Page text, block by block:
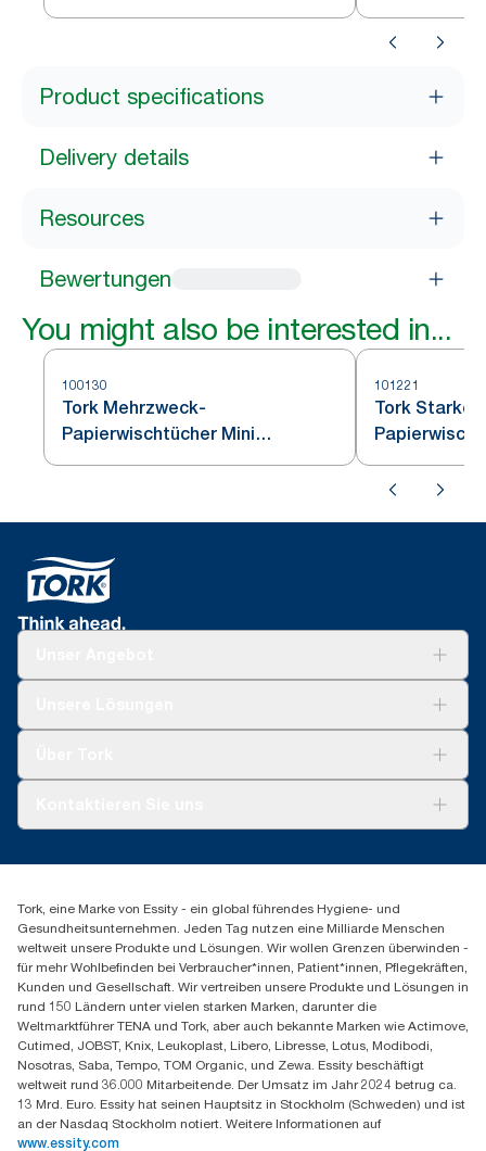
Product specifications
Delivery details
Resources
Bewertungen
You might also be interested in...
100130
Tork Mehrzweck-
Papierwischtücher Mini
Innenabrollung Weiß M1
101221
Tork Starke
Spenderreklamation
+41 (0)848/810152
Essity Switzerland AG
Parkstraße 1b
6214 Schenkon
Mo-Do 8:00-16:30 | Fr 8:00-15:00
GLN: 7609999000928
Tork, eine Marke von Essity - ein global führendes Hygiene- und
Gesundheitsunternehmen. Jeden Tag nutzen eine Milliarde Menschen
weltweit unsere Produkte und Lösungen. Wir wollen Grenzen überwinden -
für mehr Wohlbefinden bei Verbraucher*innen, Patient*innen, Pflegekräften,
Kunden und Gesellschaft. Wir vertreiben unsere Produkte und Lösungen in
rund 150 Ländern unter vielen starken Marken, darunter die
Weltmarktführer TENA und Tork, aber auch bekannte Marken wie Actimove,
Cutimed, JOBST, Knix, Leukoplast, Libero, Libresse, Lotus, Modibodi,
Nosotras, Saba, Tempo, TOM Organic, und Zewa. Essity beschäftigt
weltweit rund 36.000 Mitarbeitende. Der Umsatz im Jahr 2024 betrug ca.
13 Mrd. Euro. Essity hat seinen Hauptsitz in Stockholm (Schweden) und ist
an der Nasdaq Stockholm notiert. Weitere Informationen auf
www.essity.com